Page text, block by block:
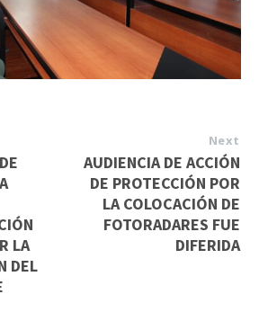
LA
DEL
Next
AUDIENCIA DE ACCIÓN
DE PROTECCIÓN POR
LA COLOCACIÓN DE
FOTORADARES FUE
DIFERIDA